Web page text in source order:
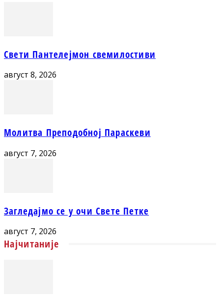
Свети Пантелејмон свемилостиви
август 8, 2026
Молитва Преподобној Параскеви
август 7, 2026
Загледајмо се у очи Свете Петке
август 7, 2026
Најчитаније